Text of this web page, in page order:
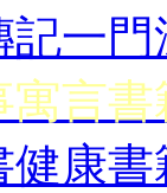
記一門
寓言書
健康書